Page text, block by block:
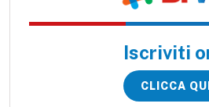
Iscriviti
CLICCA QUI